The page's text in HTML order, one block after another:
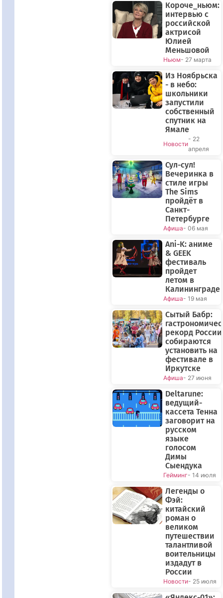
Короче_ньюм:
интервью с
российской
актрисой
Юлией
Меньшовой
Ньюм- 27 марта
Из Ноябрьска
- в небо:
школьники
запустили
собственный
спутник на
Ямале
Новости
- 22
апреля
Сул-сул!
Вечеринка в
стиле игры
The Sims
пройдёт в
Санкт-
Петербурге
Афиша- 06 мая
Ani-K: аниме
& GEEK
фестиваль
пройдет
летом в
Калининграде
Афиша- 19 мая
Сытый Бабр:
рекорд России
собираются
установить на
фестивале в
Иркутске
Афиша- 27 июня
Deltarune:
ведущий-
кассета Тенна
заговорит на
русском
языке
голосом
Димы
Сыендука
Гейминг- 14 июля
Легенды о
Фэй:
китайский
роман о
великом
путешествии
талантливой
воительницы
издадут в
России
Новости- 25 июля